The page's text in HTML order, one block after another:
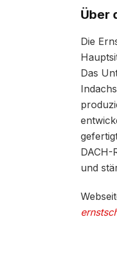
Über
Die
Das
DACH-
und